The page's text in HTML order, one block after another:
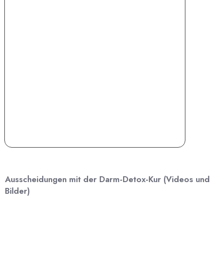
Ausscheidungen mit der Darm-Detox-Kur (Videos und
Bilder)